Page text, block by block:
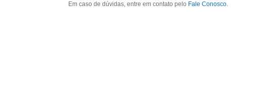
Em caso de dúvidas, entre em contato pelo Fale Conosco.